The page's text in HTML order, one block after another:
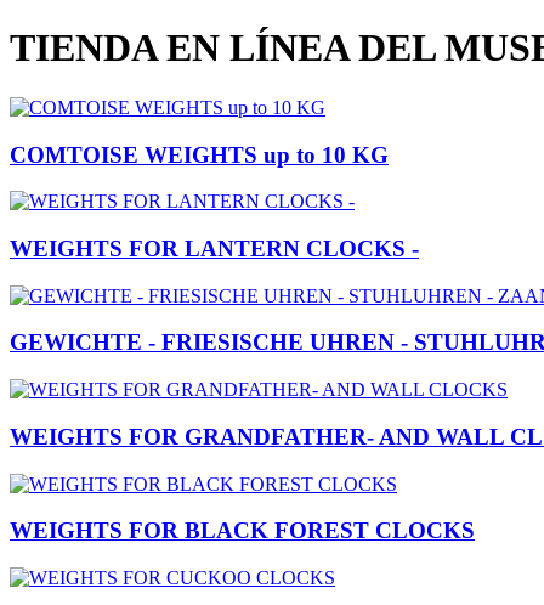
TIENDA EN LÍNEA DEL
COMTOISE WEIGHTS up to 10 KG
WEIGHTS FOR LANTERN CLOCKS -
GEWICHTE - FRIESISCHE UHREN -
WEIGHTS FOR GRANDFATHER- AND WALL
WEIGHTS FOR BLACK FOREST CLOCKS